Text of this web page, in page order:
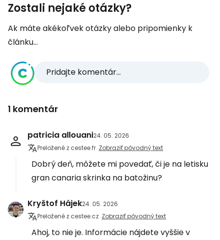
Zostali nejaké otázky?
Ak máte akékoľvek otázky alebo pripomienky k
článku...
Pridajte komentár...
1 komentár
patricia allouani24. 05. 2026
Preložené z cestee.fr Zobraziť pôvodný text
Dobrý deň, môžete mi povedať, či je na letisku
gran canaria skrinka na batožinu?
Kryštof Hájek24. 05. 2026
Preložené z cestee.cz Zobraziť pôvodný text
Ahoj, to nie je. Informácie nájdete vyššie v